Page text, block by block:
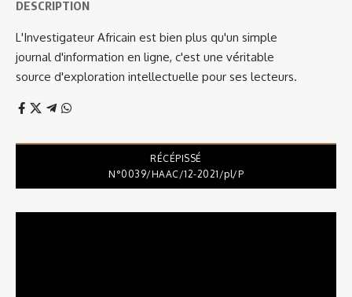
DESCRIPTION
L'Investigateur Africain est bien plus qu'un simple
journal d'information en ligne, c'est une véritable
source d'exploration intellectuelle pour ses lecteurs.
RÉCÉPISSÉ
N°0039/HAAC/12-2021/pl/P